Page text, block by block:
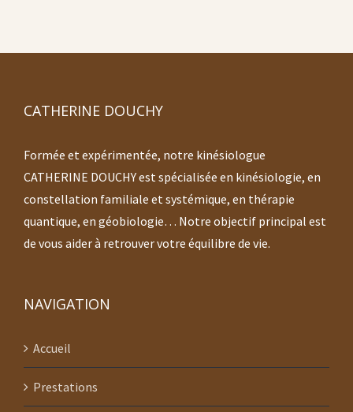
CATHERINE DOUCHY
Formée et expérimentée, notre kinésiologue
CATHERINE DOUCHY est spécialisée en kinésiologie, en
constellation familiale et systémique, en thérapie
quantique, en géobiologie… Notre objectif principal est
de vous aider à retrouver votre équilibre de vie.
NAVIGATION
Accueil
Prestations